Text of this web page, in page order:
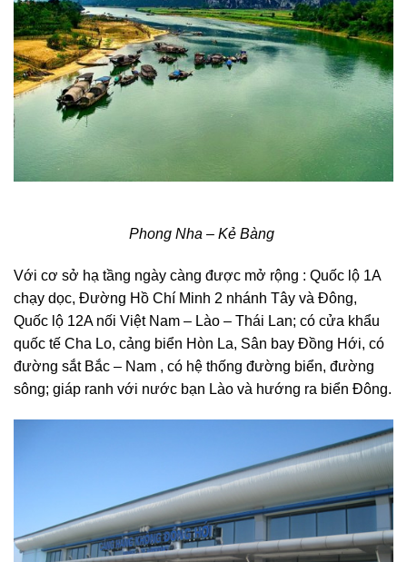
Phong Nha – Kẻ Bàng
Với cơ sở hạ tầng ngày càng được mở rộng : Quốc lộ 1A
chạy dọc, Đường Hồ Chí Minh 2 nhánh Tây và Đông,
Quốc lộ 12A nối Việt Nam – Lào – Thái Lan; có cửa khẩu
quốc tế Cha Lo, cảng biển Hòn La, Sân bay Đồng Hới, có
đường sắt Bắc – Nam , có hệ thống đường biển, đường
sông; giáp ranh với nước bạn Lào và hướng ra biển Đông.